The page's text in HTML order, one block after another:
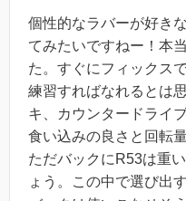
個性的なラバーが好き
てみたいですねー！本
た。すぐにフィックス
練習すればなれるとは
キ、カウンタードライ
食い込みの良さと回転
ただバックにR53は重
ょう。この中で選び出